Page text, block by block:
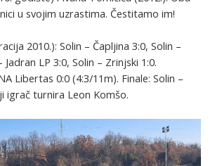
u svojim uzrastima. Čestitamo im!
2010.): Solin – Čapljina 3:0, Solin –
Jadran LP 3:0, Solin – Zrinjski 1:0.
Libertas 0:0 (4:3/11m). Finale: Solin –
igrač turnira Leon Komšo.